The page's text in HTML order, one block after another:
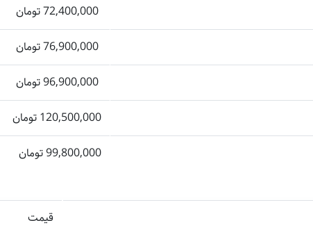
120,500,000 تومان
99,800,000 تومان
قیمت